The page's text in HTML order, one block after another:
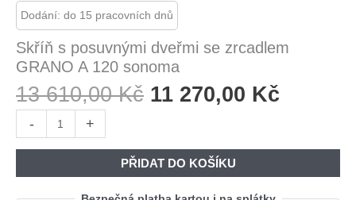
Dodání: do 15 pracovních dnů
Skříň s posuvnými dveřmi se zrcadlem
GRANO A 120 sonoma
13 610,00Kč Původní
13
610,00 Kč.
11 270,00 Kč
270,00
-
s
dveřmi
+
PŘIDAT DO KOŠÍKU